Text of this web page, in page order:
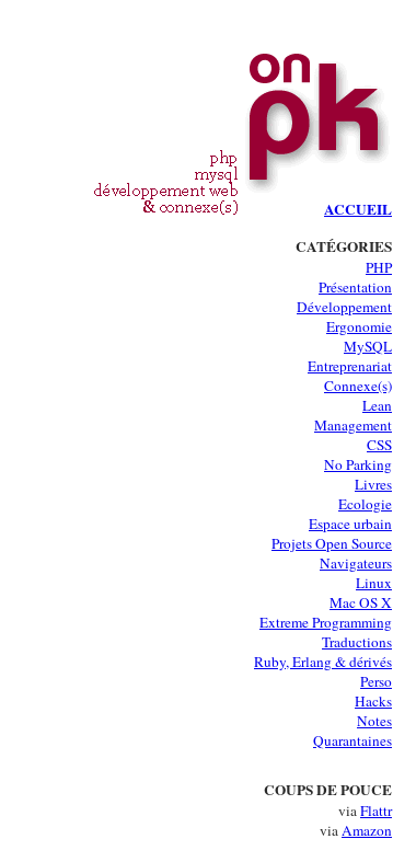
ACCUEIL
CATÉGORIES
PHP
Présentation
Développement
Ergonomie
MySQL
Entreprenariat
Connexe(s)
Lean
Management
CSS
No Parking
Livres
Ecologie
Espace urbain
Projets Open Source
Navigateurs
Linux
Mac OS X
Extreme Programming
Traductions
Ruby, Erlang & dérivés
Perso
Hacks
Notes
Quarantaines
COUPS DE POUCE
viaFlattr
viaAmazon